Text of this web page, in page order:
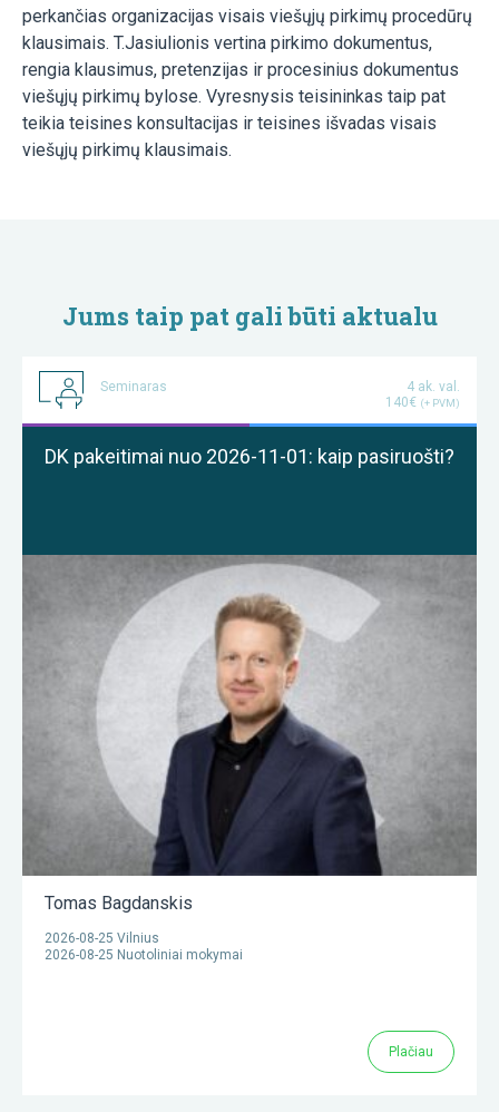
perkančias organizacijas visais viešųjų pirkimų procedūrų
klausimais. T.Jasiulionis vertina pirkimo dokumentus,
rengia klausimus, pretenzijas ir procesinius dokumentus
viešųjų pirkimų bylose. Vyresnysis teisininkas taip pat
teikia teisines konsultacijas ir teisines išvadas visais
viešųjų pirkimų klausimais.
Jums taip pat gali būti aktualu
Seminaras
4 ak. val.
140€ (+ PVM)
DK pakeitimai nuo 2026-11-01: kaip pasiruošti?
Tomas Bagdanskis
2026-08-25 Vilnius
2026-08-25 Nuotoliniai mokymai
Plačiau